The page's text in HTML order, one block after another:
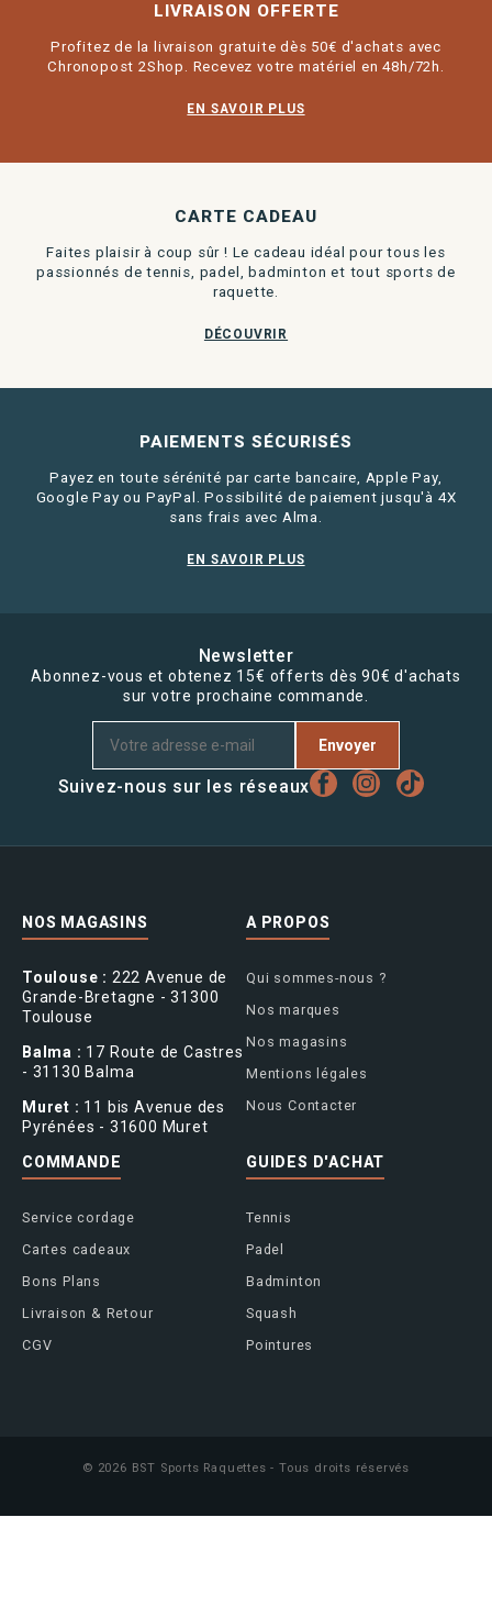
LIVRAISON OFFERTE
Profitez de la livraison gratuite dès 50€ d'achats avec
Chronopost 2Shop. Recevez votre matériel en 48h/72h.
EN SAVOIR PLUS
CARTE CADEAU
Faites plaisir à coup sûr ! Le cadeau idéal pour tous les
passionnés de tennis, padel, badminton et tout sports de
raquette.
DÉCOUVRIR
PAIEMENTS SÉCURISÉS
Payez en toute sérénité par carte bancaire, Apple Pay,
Google Pay ou PayPal. Possibilité de paiement jusqu'à 4X
sans frais avec Alma.
EN SAVOIR PLUS
Newsletter
Abonnez-vous et obtenez 15€ offerts dès 90€ d'achats
sur votre prochaine commande.
Envoyer
Suivez-nous sur les réseaux
NOS MAGASINS
Toulouse : 222 Avenue de
Grande-Bretagne - 31300
Toulouse
Balma : 17 Route de Castres
- 31130 Balma
Muret : 11 bis Avenue des
Pyrénées - 31600 Muret
A PROPOS
Qui sommes-nous ?
Nos marques
Nos magasins
Mentions légales
Nous Contacter
COMMANDE
Service cordage
Cartes cadeaux
Bons Plans
Livraison & Retour
CGV
GUIDES D'ACHAT
Tennis
Padel
Badminton
Squash
Pointures
© 2026 BST Sports Raquettes - Tous droits réservés